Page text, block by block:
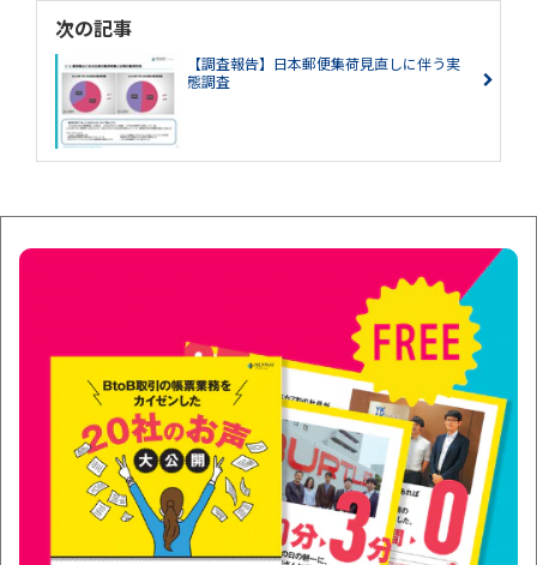
次の記事
【調査報告】日本郵便集荷見直しに伴う実
態調査